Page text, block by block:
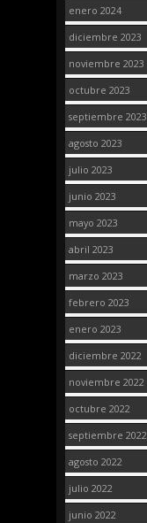
enero 2024
diciembre 2023
noviembre 2023
octubre 2023
septiembre 2023
agosto 2023
julio 2023
junio 2023
mayo 2023
abril 2023
marzo 2023
febrero 2023
enero 2023
diciembre 2022
noviembre 2022
octubre 2022
septiembre 2022
agosto 2022
julio 2022
junio 2022